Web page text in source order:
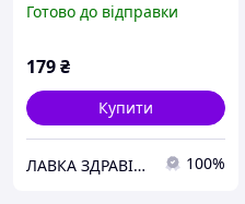
Готово до відправки
179₴
Купити
ЛАВКА ЗДРАВІЯ: натуральна продукція для здоров'я та краси 100%